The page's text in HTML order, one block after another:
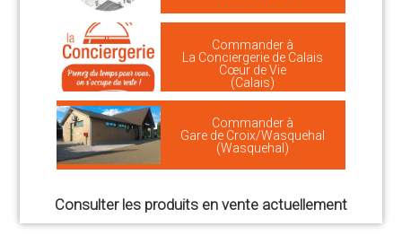
Commander à
La Conciergerie de Calais
Cœur de Vie
(Calais)
Commander à
Gare de Croix/Wasquehal
(Wasquehal)
Consulter les produits en vente actuellement